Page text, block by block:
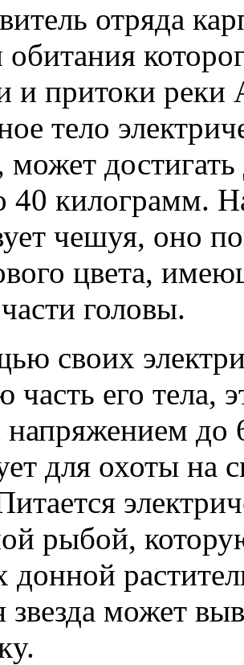
отряда
обитания
и притоки реки
тело
может
40 килограмм.
чешуя, оно
цвета,
головы.
своих
его тела,
напряжением до
для охоты
рыбой,
донной
звезда может